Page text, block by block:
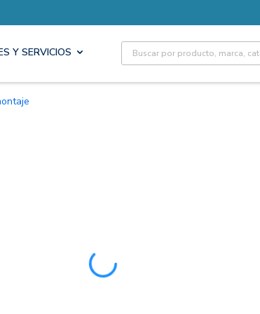
Y SERVICIOS Site Search